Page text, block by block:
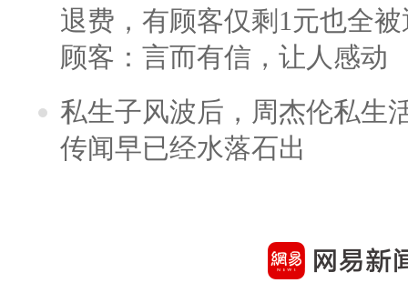
退费，有顾客仅剩1元也全
顾客：言而有信，让人感动
私生子风波后，周杰伦私生
传闻早已经水落石出